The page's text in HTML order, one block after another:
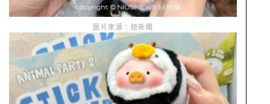
圖片來源：妞新聞